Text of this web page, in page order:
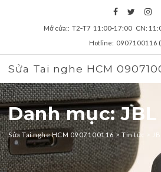
Mở cửa:: T2‑T7 11:00‑17:00 CN:
Hotline: 0907100116
Sửa Tai nghe HCM
Danh mục: JBL
Sửa Tai nghe HCM 0907100116 > Tin tức JBL
zz